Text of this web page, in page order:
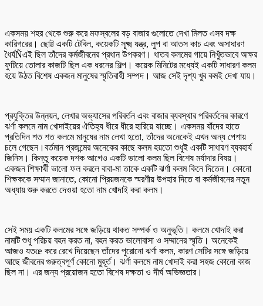
একসময় শহর থেকে শুরু করে মফস্বলের বড় বাজার গুলোতে দেখা মিলত এসব দক্ষ
কারিগরের। ছোট্ট একটি টেবিল, কয়েকটি সূক্ষ্ম যন্ত্র, লুপ বা আতস কাচ এবং অসাধারণ
ধৈর্যÑএই ছিল তাঁদের কর্মজীবনের প্রধান উপকরণ। ধাতব কলমের গায়ে নিখুঁতভাবে অক্ষর
ফুটিয়ে তোলার কাজটি ছিল এক ধরনের শিল্প। কয়েক মিনিটের মধ্যেই একটি সাধারণ কলম
হয়ে উঠত বিশেষ একজন মানুষের স্মৃতিবাহী সম্পদ। আজ সেই দৃশ্য খুব কমই দেখা যায়।
প্রযুক্তির উন্নয়ন, লেখার অভ্যাসের পরিবর্তন এবং বাজার ব্যবস্থার পরিবর্তনের কারণে
ঝর্ণা কলমে নাম খোদাইয়ের ঐতিহ্য ধীরে ধীরে হারিয়ে যাচ্ছে। একসময় যাঁদের হাতে
প্রতিদিন শত শত কলমে মানুষের নাম লেখা হতো, তাঁদের অনেকেই এখন অন্য পেশায়
চলে গেছেন।বর্তমান প্রজন্মের অনেকের কাছে কলম হয়তো শুধুই একটি সাধারণ ব্যবহার্য
জিনিস। কিন্তু কয়েক দশক আগেও একটি ভালো কলম ছিল বিশেষ মর্যাদার বিষয়।
একজন শিক্ষার্থী ভালো ফল করলে বাবা-মা তাকে একটি ঝর্ণা কলম কিনে দিতেন। কোনো
শিক্ষককে সম্মান জানাতে, কোনো প্রিয়জনকে স্মরণীয় উপহার দিতে বা কর্মজীবনের নতুন
অধ্যায় শুরু করতে দেওয়া হতো নাম খোদাই করা কলম।
সেই সময় একটি কলমের সঙ্গে জড়িয়ে থাকত সম্পর্ক ও অনুভূতি। কলমে খোদাই করা
নামটি শুধু পরিচয় বহন করত না, বহন করত ভালোবাসা ও সম্মানের স্মৃতি। অনেকেই
আজও যতœ করে রেখে দিয়েছেন তাঁদের পুরোনো ঝর্ণা কলম, কারণ সেটির সঙ্গে জড়িয়ে
আছে জীবনের গুরুত্বপূর্ণ কোনো মুহূর্ত। ঝর্ণা কলমে নাম খোদাই করা সহজ কোনো কাজ
ছিল না। এর জন্য প্রয়োজন হতো বিশেষ দক্ষতা ও দীর্ঘ অভিজ্ঞতার।